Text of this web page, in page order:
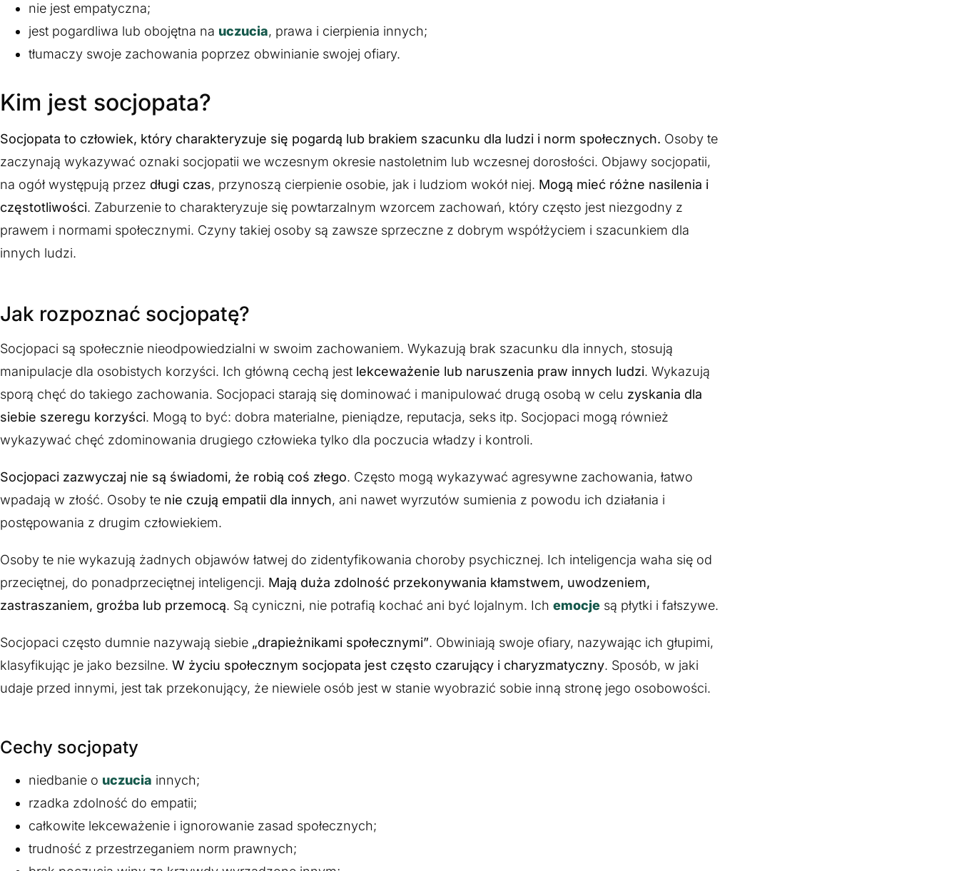
nie jest empatyczna;
jest pogardliwa lub obojętna na uczucia, prawa i cierpienia innych;
tłumaczy swoje zachowania poprzez obwinianie swojej ofiary.
Kim jest socjopata?
Socjopata to człowiek, który charakteryzuje się pogardą lub brakiem szacunku dla ludzi i norm społecznych. Osoby te
zaczynają wykazywać oznaki socjopatii we wczesnym okresie nastoletnim lub wczesnej dorosłości. Objawy socjopatii,
na ogół występują przez długi czas, przynoszą cierpienie osobie, jak i ludziom wokół niej. Mogą mieć różne nasilenia i
częstotliwości. Zaburzenie to charakteryzuje się powtarzalnym wzorcem zachowań, który często jest niezgodny z
prawem i normami społecznymi. Czyny takiej osoby są zawsze sprzeczne z dobrym współżyciem i szacunkiem dla
innych ludzi.
Jak rozpoznać socjopatę?
Socjopaci są społecznie nieodpowiedzialni w swoim zachowaniem. Wykazują brak szacunku dla innych, stosują
manipulacje dla osobistych korzyści. Ich główną cechą jest lekceważenie lub naruszenia praw innych ludzi. Wykazują
sporą chęć do takiego zachowania. Socjopaci starają się dominować i manipulować drugą osobą w celu zyskania dla
siebie szeregu korzyści. Mogą to być: dobra materialne, pieniądze, reputacja, seks itp. Socjopaci mogą również
wykazywać chęć zdominowania drugiego człowieka tylko dla poczucia władzy i kontroli.
Socjopaci zazwyczaj nie są świadomi, że robią coś złego. Często mogą wykazywać agresywne zachowania, łatwo
wpadają w złość. Osoby te nie czują empatii dla innych, ani nawet wyrzutów sumienia z powodu ich działania i
postępowania z drugim człowiekiem.
Osoby te nie wykazują żadnych objawów łatwej do zidentyfikowania choroby psychicznej. Ich inteligencja waha się od
przeciętnej, do ponadprzeciętnej inteligencji. Mają duża zdolność przekonywania kłamstwem, uwodzeniem,
zastraszaniem, groźba lub przemocą. Są cyniczni, nie potrafią kochać ani być lojalnym. Ich emocje są płytki i fałszywe.
Socjopaci często dumnie nazywają siebie „drapieżnikami społecznymi”. Obwiniają swoje ofiary, nazywając ich głupimi,
klasyfikując je jako bezsilne. W życiu społecznym socjopata jest często czarujący i charyzmatyczny. Sposób, w jaki
udaje przed innymi, jest tak przekonujący, że niewiele osób jest w stanie wyobrazić sobie inną stronę jego osobowości.
Cechy socjopaty
niedbanie o uczucia innych;
rzadka zdolność do empatii;
całkowite lekceważenie i ignorowanie zasad społecznych;
trudność z przestrzeganiem norm prawnych;